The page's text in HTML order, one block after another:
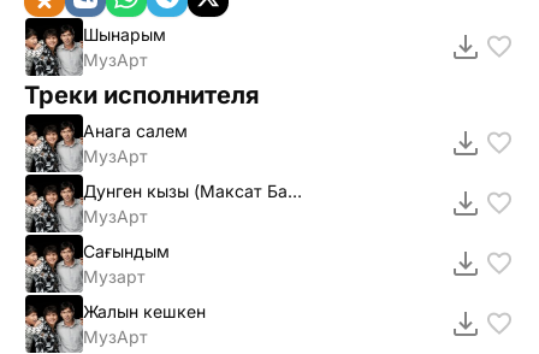
Шынарым
МузАрт
Треки исполнителя
Анага салем
МузАрт
Дунген кызы (Максат Базарбаев)
МузАрт
Сағындым
Музарт
Жалын кешкен
МузАрт